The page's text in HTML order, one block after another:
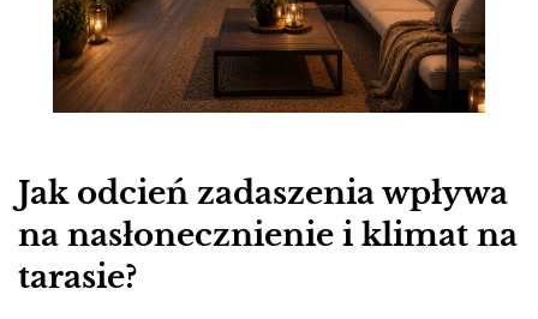
Jak odcień zadaszenia wpływa
na nasłonecznienie i klimat na
tarasie?